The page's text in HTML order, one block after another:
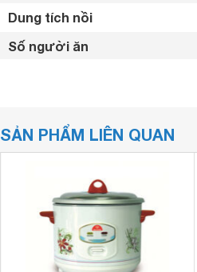
Dung tích nồi
Số người ăn
Màn hình hiển thị
Công nghệ nấu
Tiện ích
Độ dày lòng nồi
SẢN PHẨM LIÊN QUAN